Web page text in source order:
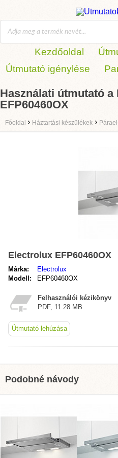
Kezdőoldal
Útmutató igénylése
Használati útmutató
EFP60460OX
Főoldal › Háztartási készülékek ›
Electrolux EFP60460OX
Márka:
Electrolux
Modell:
EFP60460OX
Felhasználói kézikönyv
PDF, 11.28 MB
Útmutató lehúzása
Podobné návody